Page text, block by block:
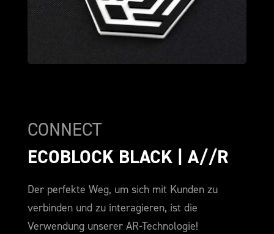
CONNECT
ECOBLOCK BLACK | A//R
Der perfekte Weg, um sich mit Kunden zu
verbinden und zu interagieren, ist die
Verwendung unserer AR-Technologie!